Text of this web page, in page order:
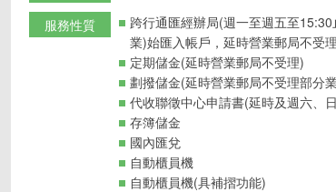
服務性質
跨行通匯經辦局(週一至週五至
業)始匯入帳戶，延時營業郵局不受
定期儲金(延時營業郵局不受理)
劃撥儲金(延時營業郵局不受理部分
代收聯徵中心申請書(延時及週六、
存簿儲金
國內匯兌
自動櫃員機
自動櫃員機(具補摺功能)